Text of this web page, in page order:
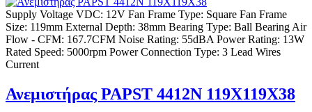
Supply Voltage VDC: 12V Fan Frame Type: Square Fan Frame
Size: 119mm External Depth: 38mm Bearing Type: Ball Bearing Air
Flow - CFM: 167.7CFM Noise Rating: 55dBA Power Rating: 13W
Rated Speed: 5000rpm Power Connection Type: 3 Lead Wires
Current
Ανεμιστήρας PAPST 4412Ν 119Χ119Χ38